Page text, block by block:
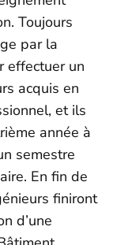
Toujours
par la
effectuer un
acquis en
et ils
année à
semestre
En fin de
finiront
d’une